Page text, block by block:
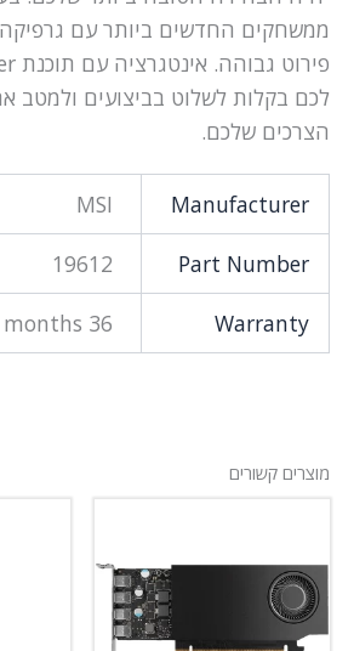
ממשחקים החדשים ביותר עם
לכם בקלות לשלוט בביצועים ולמטב
הצרכים שלכם.
Manufacturer
MSI
Part Number
19612
Warranty
36 months
מוצרים קשורים